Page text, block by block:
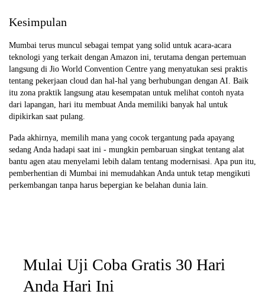
Kesimpulan
Mumbai terus muncul sebagai tempat yang solid untuk acara-acara
teknologi yang terkait dengan Amazon ini, terutama dengan pertemuan
langsung di Jio World Convention Centre yang menyatukan sesi praktis
tentang pekerjaan cloud dan hal-hal yang berhubungan dengan AI. Baik
itu zona praktik langsung atau kesempatan untuk melihat contoh nyata
dari lapangan, hari itu membuat Anda memiliki banyak hal untuk
dipikirkan saat pulang.
Pada akhirnya, memilih mana yang cocok tergantung pada apayang
sedang Anda hadapi saat ini - mungkin pembaruan singkat tentang alat
bantu agen atau menyelami lebih dalam tentang modernisasi. Apa pun itu,
pemberhentian di Mumbai ini memudahkan Anda untuk tetap mengikuti
perkembangan tanpa harus bepergian ke belahan dunia lain.
Mulai Uji Coba Gratis 30 Hari
Anda Hari Ini